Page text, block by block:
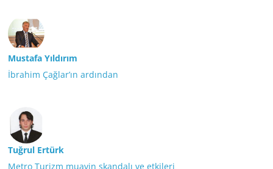
Mustafa Yıldırım
İbrahim Çağlar’ın ardından
Tuğrul Ertürk
Metro Turizm muavin skandalı ve etkileri